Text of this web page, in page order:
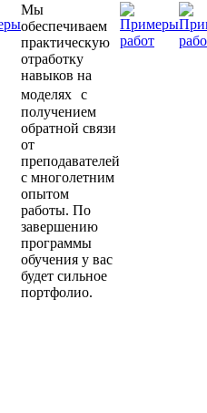
Мы
обеспечиваем
практическую
отработку
навыков на
моделях с
получением
обратной связи
от
преподавателей
с многолетним
опытом
работы. По
завершению
программы
обучения у вас
будет сильное
портфолио.